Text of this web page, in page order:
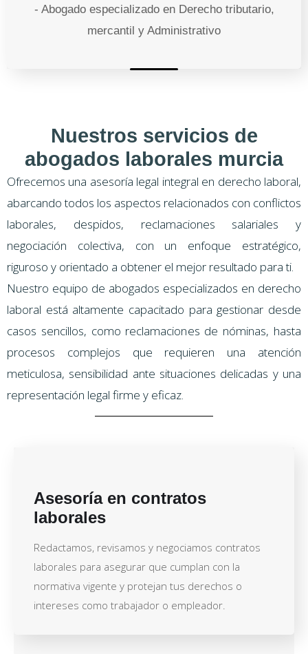
- Abogado especializado en Derecho tributario,
mercantil y Administrativo
Nuestros servicios de
abogados laborales murcia
Ofrecemos una asesoría legal integral en derecho laboral,
abarcando todos los aspectos relacionados con conflictos
laborales, despidos, reclamaciones salariales y
negociación colectiva, con un enfoque estratégico,
riguroso y orientado a obtener el mejor resultado para ti.
Nuestro equipo de abogados especializados en derecho
laboral está altamente capacitado para gestionar desde
casos sencillos, como reclamaciones de nóminas, hasta
procesos complejos que requieren una atención
meticulosa, sensibilidad ante situaciones delicadas y una
representación legal firme y eficaz.
Asesoría en contratos
laborales
Redactamos, revisamos y negociamos contratos
laborales para asegurar que cumplan con la
normativa vigente y protejan tus derechos o
intereses como trabajador o empleador.